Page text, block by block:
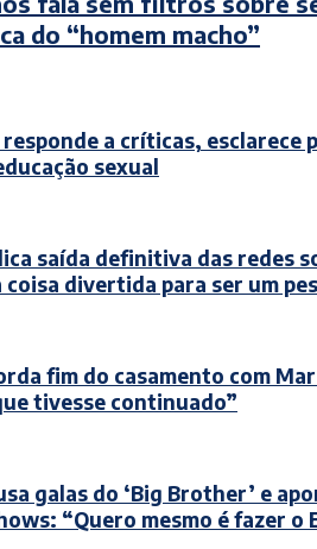
do “homem macho”
responde a críticas, esclarece
sexual
saída definitiva das redes
coisa divertida para ser um
fim do casamento com
tivesse continuado”
galas do ‘Big Brother’ e
“Quero mesmo é fazer o